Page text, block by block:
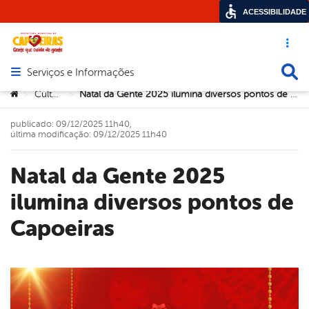
Acesso
Abrir menu principal de navegação
Serviços e Informações
Você está aqui:
> Cultura > Natal da Gente 2025 ilumina diversos pontos de Capoeiras
Natal da Gente 2025
ilumina diversos pontos de
Capoeiras
publicado: 09/12/2025 11h40,
última modificação: 09/12/2025 11h40
ACESSIBILIDADE